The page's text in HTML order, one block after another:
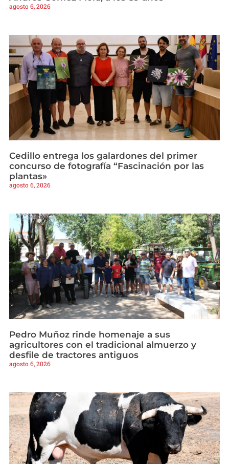
agosto 6, 2026
Cedillo entrega los galardones del primer
concurso de fotografía “Fascinación por las
plantas»
agosto 6, 2026
Pedro Muñoz rinde homenaje a sus
agricultores con el tradicional almuerzo y
desfile de tractores antiguos
agosto 6, 2026